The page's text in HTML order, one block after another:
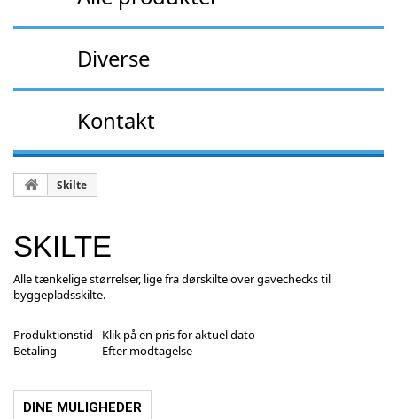
Diverse
Kontakt
Skilte
SKILTE
Alle tænkelige størrelser, lige fra dørskilte over gavechecks til
byggepladsskilte.
Produktionstid
Klik på en pris for aktuel dato
Betaling
Efter modtagelse
DINE MULIGHEDER